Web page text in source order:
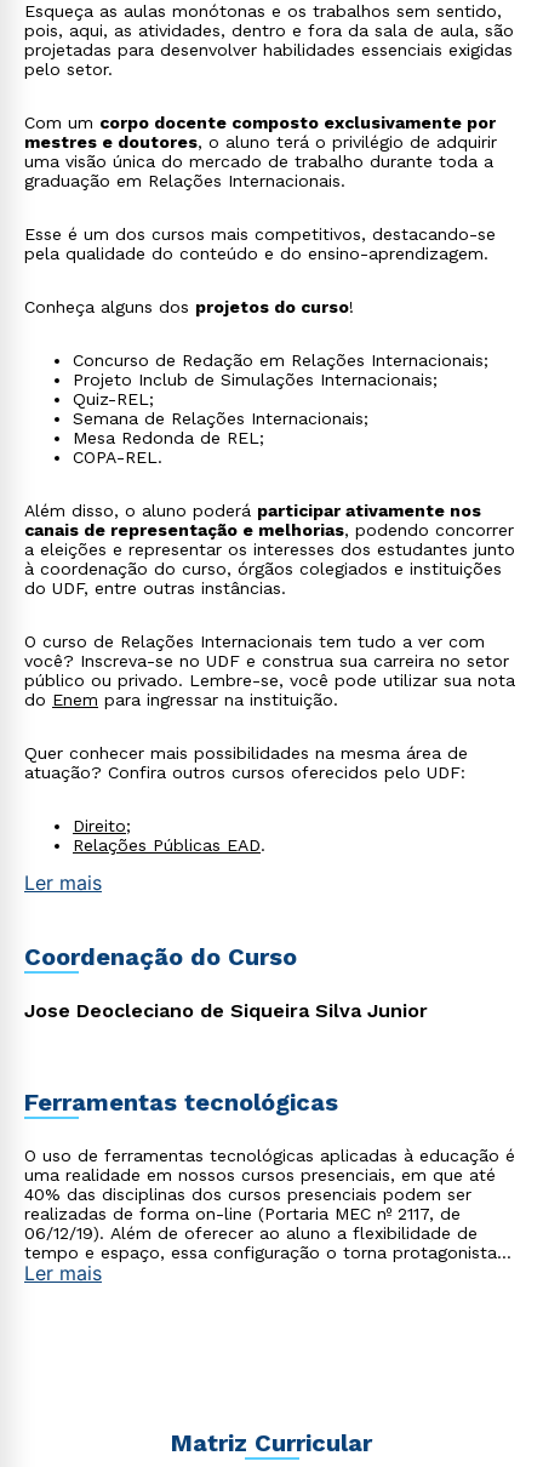
Esqueça as aulas monótonas e os trabalhos sem sentido,
pois, aqui, as atividades, dentro e fora da sala de aula, são
projetadas para desenvolver habilidades essenciais exigidas
pelo setor.
Com um corpo docente composto exclusivamente por
mestres e doutores, o aluno terá o privilégio de adquirir
uma visão única do mercado de trabalho durante toda a
graduação em Relações Internacionais.
Esse é um dos cursos mais competitivos, destacando-se
pela qualidade do conteúdo e do ensino-aprendizagem.
Conheça alguns dos projetos do curso!
Concurso de Redação em Relações Internacionais;
Projeto Inclub de Simulações Internacionais;
Quiz-REL;
Semana de Relações Internacionais;
Mesa Redonda de REL;
COPA-REL.
Além disso, o aluno poderá participar ativamente nos
canais de representação e melhorias, podendo concorrer
a eleições e representar os interesses dos estudantes junto
à coordenação do curso, órgãos colegiados e instituições
do UDF, entre outras instâncias.
O curso de Relações Internacionais tem tudo a ver com
você? Inscreva-se no UDF e construa sua carreira no setor
público ou privado. Lembre-se, você pode utilizar sua nota
do Enem para ingressar na instituição.
Quer conhecer mais possibilidades na mesma área de
atuação? Confira outros cursos oferecidos pelo UDF:
Direito;
Relações Públicas EAD.
Ler mais
Coordenação do Curso
Jose Deocleciano de Siqueira Silva Junior
Ferramentas tecnológicas
O uso de ferramentas tecnológicas aplicadas à educação é
uma realidade em nossos cursos presenciais, em que até
40% das disciplinas dos cursos presenciais podem ser
realizadas de forma on-line (Portaria MEC nº 2117, de
06/12/19). Além de oferecer ao aluno a flexibilidade de
tempo e espaço, essa configuração o torna protagonista
no processo de construção do seu conhecimento.
Ler mais
Matriz Curricular